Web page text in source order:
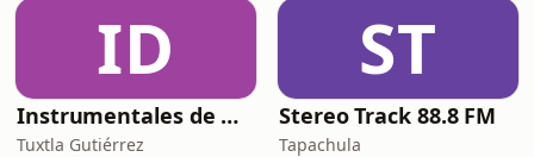
ID
Instrumentales de Oro
Tuxtla Gutiérrez
ST
Stereo Track 88.8 FM
Tapachula